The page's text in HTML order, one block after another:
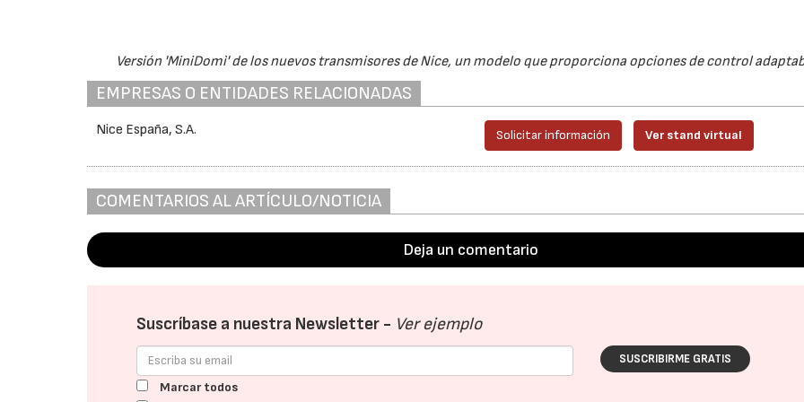
Versión 'MiniDomì' de los nuevos transmisores de Nice, un modelo que proporciona opciones de control
EMPRESAS O ENTIDADES RELACIONADAS
Nice España, S.A. Solicitar información Ver stand virtual
COMENTARIOS AL ARTÍCULO/NOTICIA
Deja un comentario
Suscríbase a nuestra Newsletter - Ver ejemplo
SUSCRIBIRME GRATIS
Marcar todos